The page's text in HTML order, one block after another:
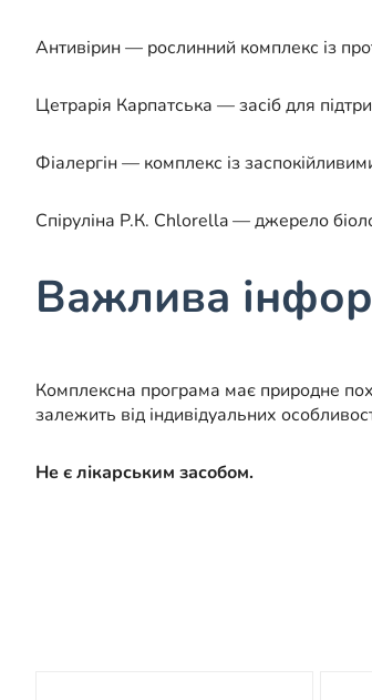
Антивірин — рослинний комплекс із
Цетрарія Карпатська — засіб для
Фіалергін — комплекс із
Спіруліна Р.К. Chlorella — джерело
Важлива
Комплексна програма має природне
залежить від індивідуальних
Не є лікарським засобом.